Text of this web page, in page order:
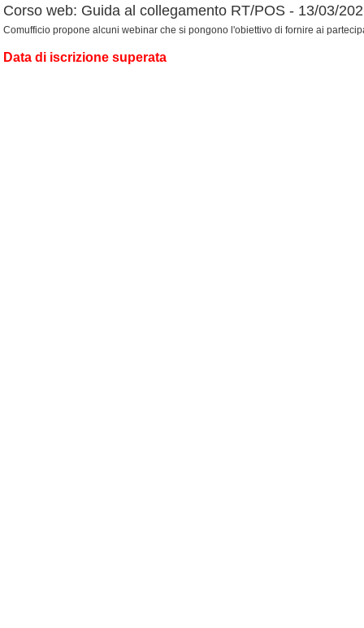
Corso web: Guida al collegamento RT/POS - 13/03/
Comufficio propone alcuni webinar che si pongono l'obiettivo di fornire ai
Data di iscrizione superata